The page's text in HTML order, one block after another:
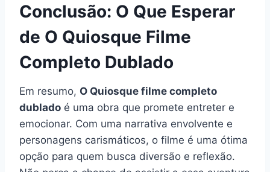
Conclusão: O Que Esperar
de O Quiosque Filme
Completo Dublado
Em resumo, O Quiosque filme completo
dublado é uma obra que promete entreter e
emocionar. Com uma narrativa envolvente e
personagens carismáticos, o filme é uma ótima
opção para quem busca diversão e reflexão.